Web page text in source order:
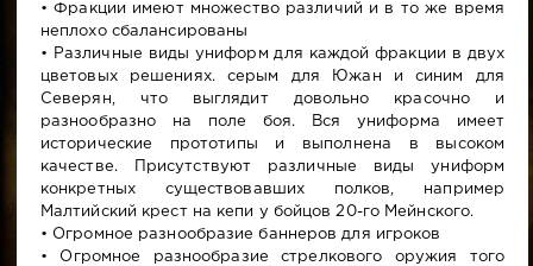
• Фракции имеют множество различий и в то же время
неплохо сбалансированы
• Различные виды униформ для каждой фракции в двух
цветовых решениях. серым для Южан и синим для
Северян, что выглядит довольно красочно и
разнообразно на поле боя. Вся униформа имеет
исторические прототипы и выполнена в высоком
качестве. Присутствуют различные виды униформ
конкретных существовавших полков, например
Малтийский крест на кепи у бойцов 20-го Мейнского.
• Огромное разнообразие баннеров для игроков
• Огромное разнообразие стрелкового оружия того